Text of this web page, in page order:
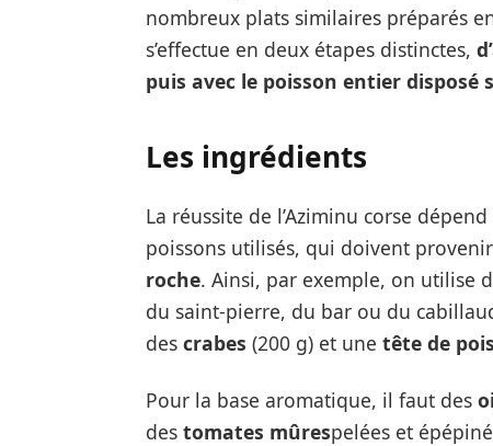
nombreux plats similaires préparés
s’effectue en deux étapes distinctes,
puis avec le poisson entier disposé
Les ingrédients
La réussite de l’Aziminu corse
poissons utilisés, qui doivent
roche. Ainsi, par exemple, on utilise
du saint-pierre, du bar ou du
des crabes (200 g) et une tête de
Pour la base aromatique, il faut des
des tomates mûrespelées et